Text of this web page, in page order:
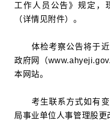
工作人员公告》规定，
（详情见附件）。
体检考察公告将于
政府网（
本网站。
考生联系方式如有
局事业单位人事管理股更